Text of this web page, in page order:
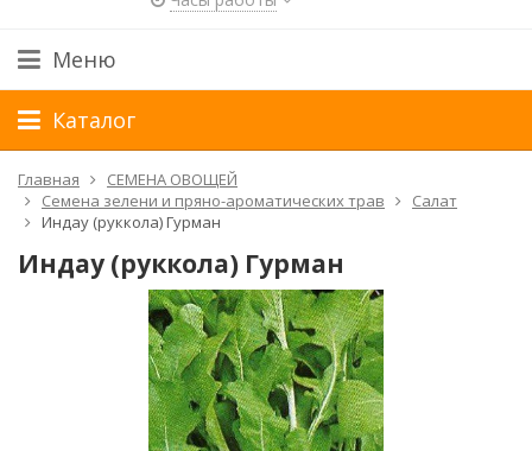
Меню
Каталог
Главная
СЕМЕНА ОВОЩЕЙ
Семена зелени и пряно-ароматических трав
Салат
Индау (руккола) Гурман
Индау (руккола) Гурман